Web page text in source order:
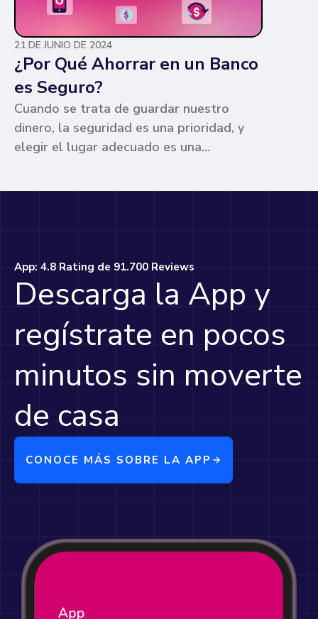
21 DE JUNIO DE 2024
¿Por Qué Ahorrar en un Banco
es Seguro?
Cuando se trata de guardar nuestro
dinero, la seguridad es una prioridad, y
elegir el lugar adecuado es una
App: 4.8 Rating de 91.700 Reviews
Descarga la App y
regístrate en pocos
minutos sin moverte
de casa
CONOCE MÁS SOBRE LA APP